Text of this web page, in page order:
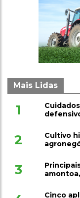
Mais Lidas
Cultivo